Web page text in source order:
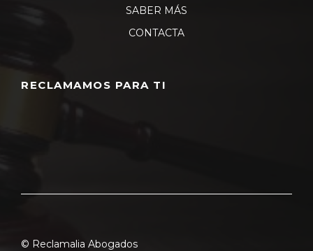
SABER MÁS
CONTACTA
RECLAMAMOS PARA TI
© Reclamalia Abogados